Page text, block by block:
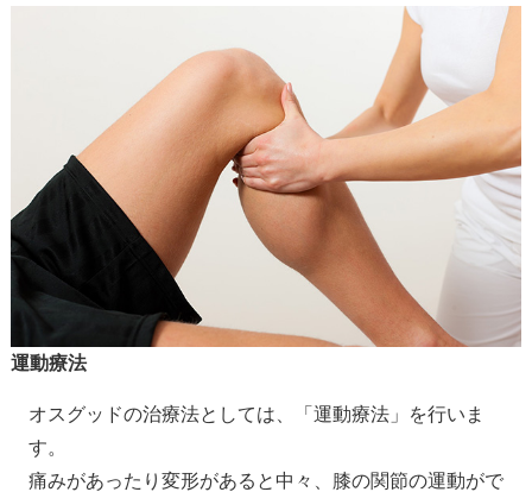
運動療法
オスグッドの治療法としては、「運動療法」を行いま
す。
痛みがあったり変形があると中々、膝の関節の運動がで